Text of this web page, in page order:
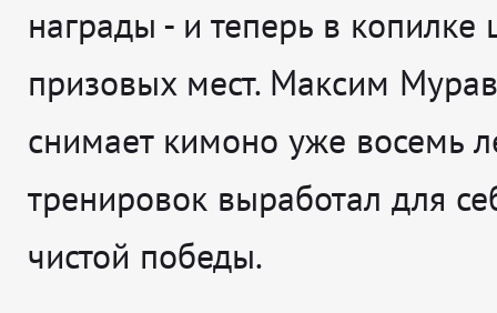
награды - и теперь в
призовых мест. Максим
снимает кимоно уже восемь
тренировок выработал для
чистой победы.